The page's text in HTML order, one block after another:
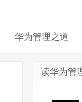
华为管理之道
读华为管